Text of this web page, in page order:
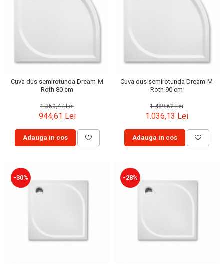
Cuva dus semirotunda Dream-M
Roth 80 cm
1.359,47 Lei
944,61 Lei
Adauga in cos
Cuva dus semirotunda Dream-M
Roth 90 cm
1.489,62 Lei
1.036,13 Lei
Adauga in cos
-30% -28%